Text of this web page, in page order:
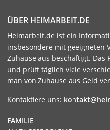
ÜBER HEIMARBEIT.DE
Heimarbeit.de ist ein
insbesondere mit geeigneten
Zuhause aus beschäftigt. Das
und prüft täglich viele
man von Zuhause aus Geld
Kontaktiere uns:
FAMILIE